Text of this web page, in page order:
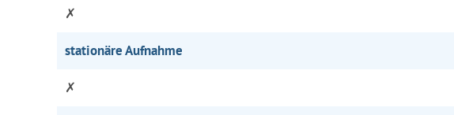
✗
stationäre Aufnahme
✗